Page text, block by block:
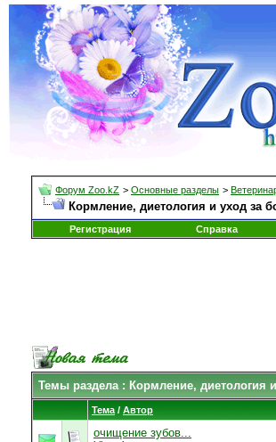
Форум Zoo.kZ > Основные разделы >
Кормление, диетология и уход за
Регистрация Справка
Темы раздела: Кормление, диетология
Тема / Автор
очищение зубов...